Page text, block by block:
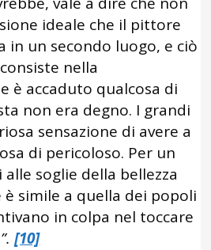
ideale che il pittore
in un secondo luogo, e ciò
nella
è accaduto qualcosa di
non era degno. I grandi
sensazione di avere a
di pericoloso. Per un
soglie della bellezza
è simile a quella dei popoli
in colpa nel toccare
”.[10]